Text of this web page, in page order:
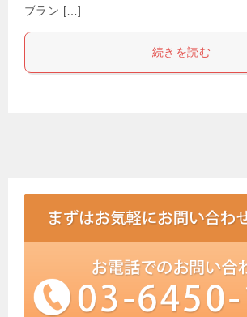
ブラン […]
続きを読む